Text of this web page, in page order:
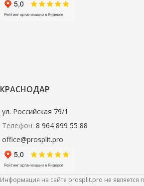
КРАСНОДАР
ул. Российская 79/1
Телефон: 8 964 899 55 88
office@prosplit.pro
Информация на сайте prosplit.pro не является